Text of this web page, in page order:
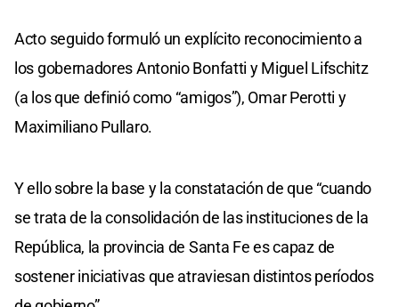
Acto seguido formuló un explícito reconocimiento a
los gobernadores Antonio Bonfatti y Miguel Lifschitz
(a los que definió como “amigos”), Omar Perotti y
Maximiliano Pullaro.
Y ello sobre la base y la constatación de que “cuando
se trata de la consolidación de las instituciones de la
República, la provincia de Santa Fe es capaz de
sostener iniciativas que atraviesan distintos períodos